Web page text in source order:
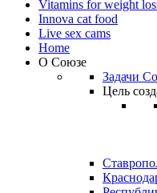
Vitamins for weight
Innova cat food
Live sex cams
Home
О Союзе
Задачи
Цель